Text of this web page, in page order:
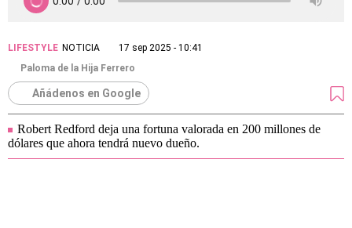
LIFESTYLE NOTICIA
17 sep 2025 - 10:41
Paloma de la Hija Ferrero
Añádenos en Google
Robert Redford deja una fortuna valorada en 200 millones de
dólares que ahora tendrá nuevo dueño.